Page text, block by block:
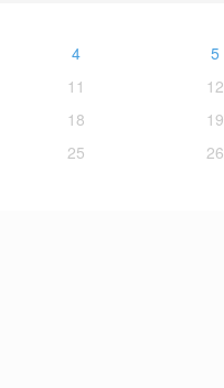
4 5
11 12
18 19
25 26